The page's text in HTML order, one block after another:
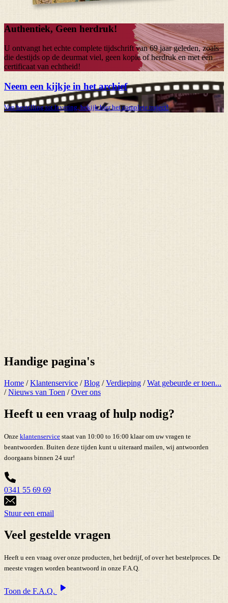
Authentiek, Geen herdruk!
U ontvangt het echte complete tijdschrift van69 jaargeleden, zoals
die destijds op de deurmat viel, geen kopie of herdruk en met een
certificaat van echtheid!
Neem een kijkje in het archief
Van bestelling tot levering, bekijk hier het complete traject!
Handige pagina's
Home /Klantenservice /Blog /Verdieping /Wat gebeurde er toen...
/Nieuws van Toen /Over ons
Heeft u een vraag of hulp nodig?
Onze klantenservice staat van 10:00 to 16:00 klaar om uw vragen te
beantwoorden. Buiten deze tijden kunt u uiteraard mailen, wij antwoorden
doorgaans binnen 24 uur!
0341 55 69 69
Stuur een email
Veel gestelde vragen
Heeft u een vraag over onze producten, het bedrijf, of over het bestelproces. De
meeste vragen worden beantwoord in onze F.A.Q.
Toon de F.A.Q.